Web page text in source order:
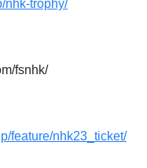
nhk-trophy/
fsnhk/
feature/nhk23_ticket/